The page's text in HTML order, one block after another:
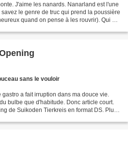
J'aime les nanards. Nanarland est l'une
le genre de truc qui prend la poussière
quand on pense à les rouvrir). Qui a
sans le vouloir
a fait irruption dans ma douce vie.
bulbe que d'habitude. Donc article court.
de Suikoden Tierkreis en format DS. Plutôt